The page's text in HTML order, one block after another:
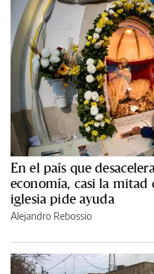
En el país que
economía, casi la mitad
iglesia pide ayuda
Alejandro Rebossio